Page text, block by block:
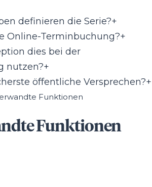
definieren die Serie?+
Online-Terminbuchung?+
dies bei der
nutzen?+
öffentliche Versprechen?+
Funktionen
Funktionen